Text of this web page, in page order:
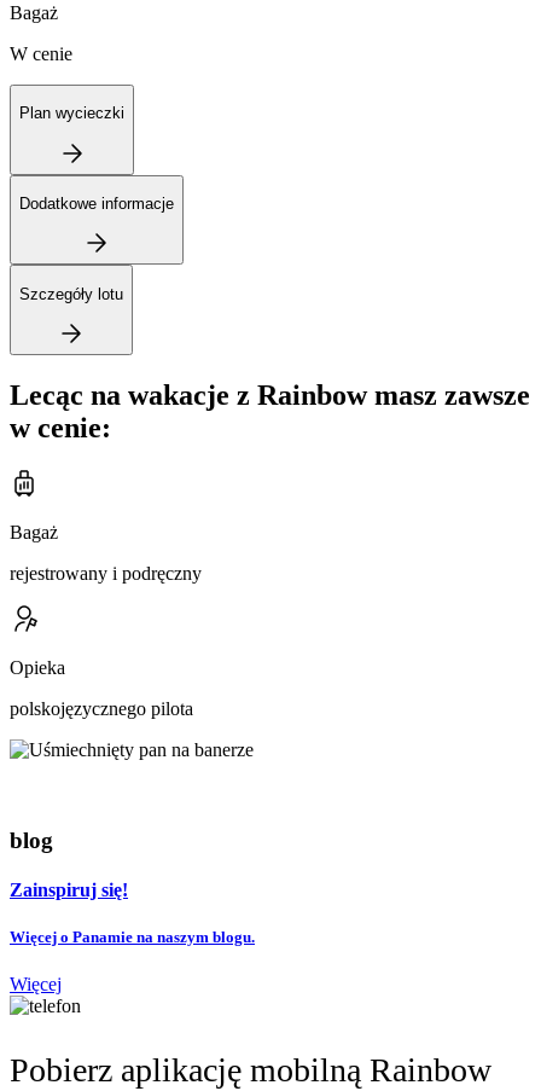
Bagaż
W cenie
Plan wycieczki
Dodatkowe informacje
Szczegóły lotu
Lecąc na wakacje z Rainbow masz zawsze
w cenie:
Bagaż
rejestrowany i podręczny
Opieka
polskojęzycznego pilota
blog
Zainspiruj się!
Więcej o Panamie na naszym blogu.
Więcej
Pobierz aplikację mobilną Rainbow